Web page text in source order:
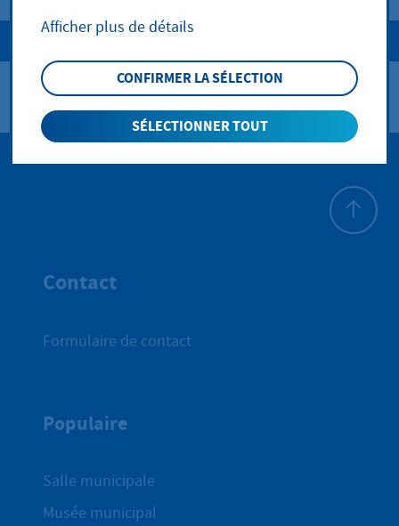
Traduit avec DeepL 25. mars 2026
Contact
Formulaire de contact
Populaire
Salle municipale
Musée municipal
n
s
Afficher plus de détails
CONFIRMER LA SÉLECTION
SÉLECTIONNER TOUT